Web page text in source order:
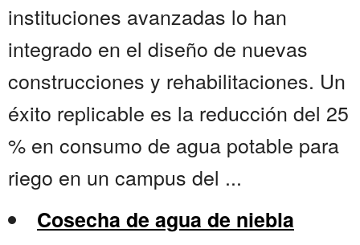
instituciones avanzadas lo han
integrado en el diseño de nuevas
construcciones y rehabilitaciones. Un
éxito replicable es la reducción del 25
% en consumo de agua potable para
riego en un campus del ...
Cosecha de agua de niebla